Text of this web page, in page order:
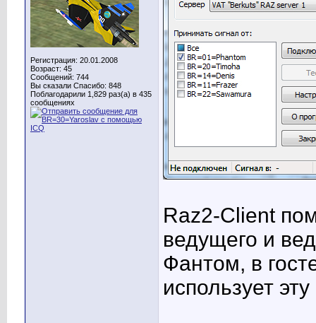
Регистрация: 20.01.2008
Возраст: 45
Сообщений: 744
Вы сказали Спасибо: 848
Поблагодарили 1,829 раз(а) в 435
сообщениях
Raz2-Client
ведущего и
Фантом, в
использует